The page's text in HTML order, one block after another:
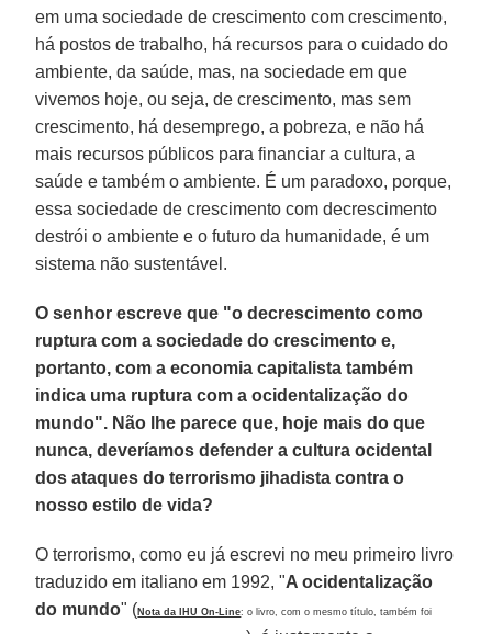
em uma sociedade de crescimento com crescimento,
há postos de trabalho, há recursos para o cuidado do
ambiente, da saúde, mas, na sociedade em que
vivemos hoje, ou seja, de crescimento, mas sem
crescimento, há desemprego, a pobreza, e não há
mais recursos públicos para financiar a cultura, a
saúde e também o ambiente. É um paradoxo, porque,
essa sociedade de crescimento com decrescimento
destrói o ambiente e o futuro da humanidade, é um
sistema não sustentável.
O senhor escreve que "o decrescimento como
ruptura com a sociedade do crescimento e,
portanto, com a economia capitalista também
indica uma ruptura com a ocidentalização do
mundo". Não lhe parece que, hoje mais do que
nunca, deveríamos defender a cultura ocidental
dos ataques do terrorismo jihadista contra o
nosso estilo de vida?
O terrorismo, como eu já escrevi no meu primeiro livro
traduzido em italiano em 1992, "A ocidentalização
do mundo" (Nota da IHU On-Line: o livro, com o mesmo título, também foi